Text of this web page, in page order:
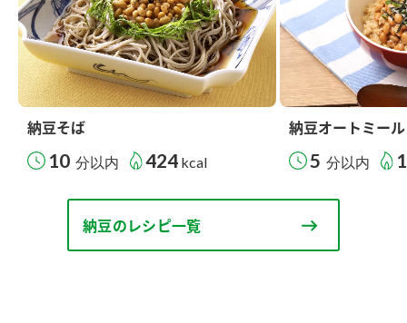
納豆そば
10 分以内 424 kcal
納豆オートミール
5 分以内
納豆のレシピ一覧